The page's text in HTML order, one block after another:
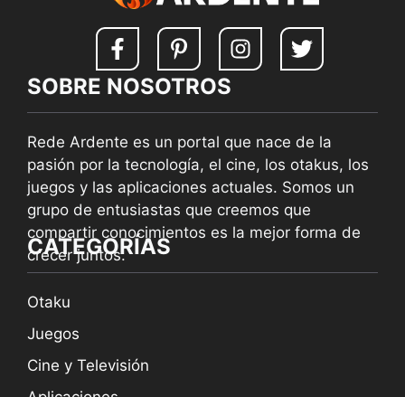
SOBRE NOSOTROS
Rede Ardente es un portal que nace de la
pasión por la tecnología, el cine, los otakus, los
juegos y las aplicaciones actuales. Somos un
grupo de entusiastas que creemos que
compartir conocimientos es la mejor forma de
crecer juntos.
CATEGORÍAS
Otaku
Juegos
Cine y Televisión